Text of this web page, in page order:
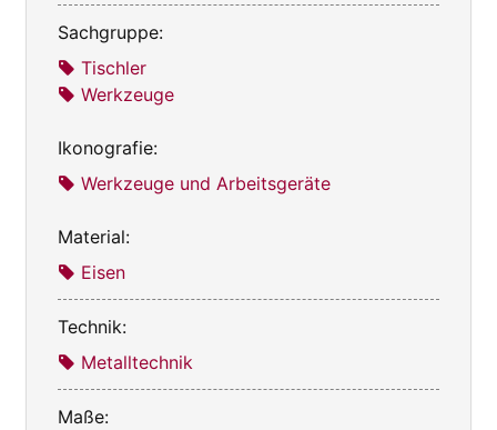
Sachgruppe:
Tischler
Werkzeuge
Ikonografie:
Werkzeuge und Arbeitsgeräte
Material:
Eisen
Technik:
Metalltechnik
Maße: